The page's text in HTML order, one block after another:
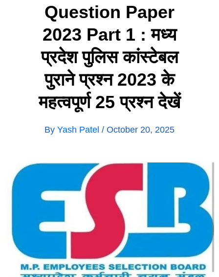
Question Paper
2023 Part 1 : मध्य
प्रदेश पुलिस कांस्टेबल
पुराने प्रश्न 2023 के
महत्वपूर्ण 25 प्रश्न देखें
By Yash Patel / October 20, 2025